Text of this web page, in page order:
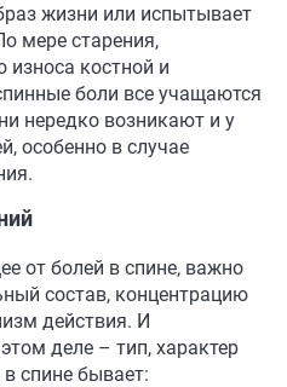
жизни или испытывает
мере старения,
износа костной и
боли все учащаются
нередко возникают и у
особенно в случае
от болей в спине, важно
состав, концентрацию
действия. И
деле – тип, характер
спине бывает: